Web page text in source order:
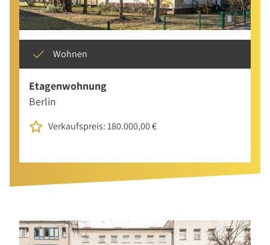
Wohnen
Etagenwohnung
Berlin
Verkaufspreis: 180.000,00 €